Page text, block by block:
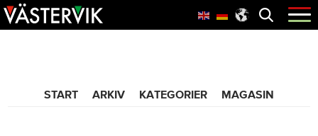
Hoppa
till
Skip
to
Hoppa
till
Öppna
menyn
START ARKIV KATEGORIER MAGASIN